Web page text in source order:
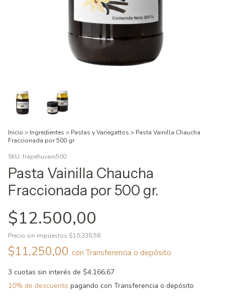
Inicio > Ingredientes > Pastas y Variegattos > Pasta Vainilla Chaucha
Fraccionada por 500 gr.
SKU: frapehuvain500
Pasta Vainilla Chaucha
Fraccionada por 500 gr.
$12.500,00
Precio sin impuestos $10.330,58
$11.250,00 con Transferencia o depósito
3 cuotas sin interés de $4.166,67
10% de descuento pagando con Transferencia o depósito